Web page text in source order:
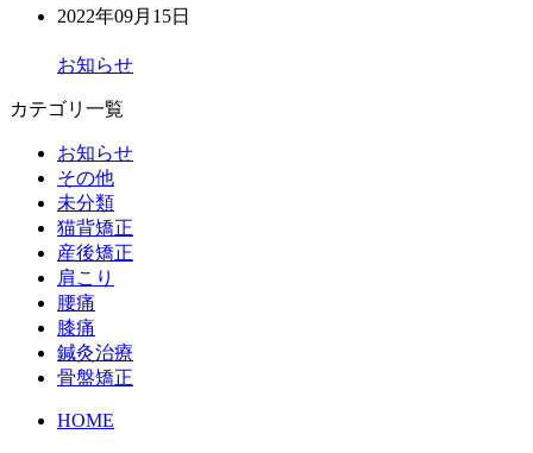
2022年09月15日
お知らせ
カテゴリ一覧
お知らせ
その他
未分類
猫背矯正
産後矯正
肩こり
腰痛
膝痛
鍼灸治療
骨盤矯正
HOME